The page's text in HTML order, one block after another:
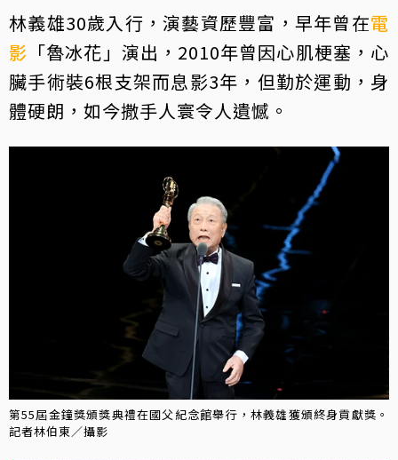
林義雄30歲入行，演藝資歷豐富，早年曾在電
影 「魯冰花」演出，2010年曾因心肌梗塞，心
臟手術裝6根支架而息影3年，但勤於運動，身
體硬朗，如今撒手人寰令人遺憾。
第55屆金鐘獎頒獎典禮在國父紀念館舉行，林義雄獲頒終身貢獻獎。
記者林伯東／攝影